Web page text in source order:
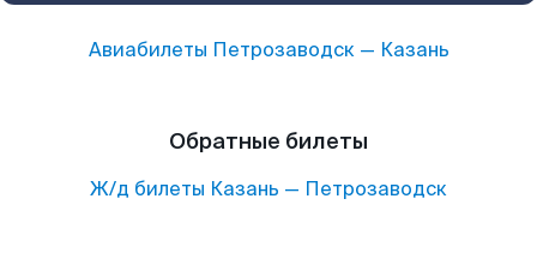
Авиабилеты Петрозаводск— Казань
Обратные билеты
Ж/д билеты Казань — Петрозаводск